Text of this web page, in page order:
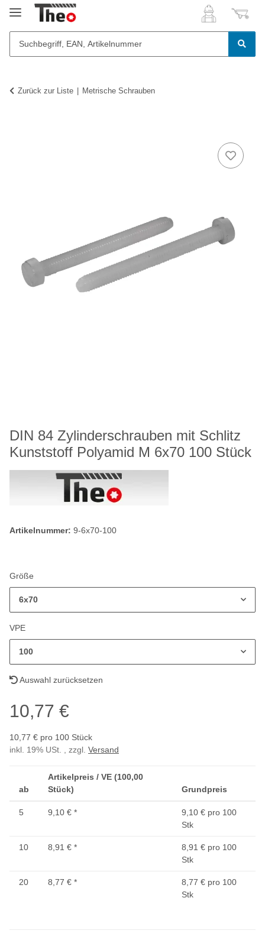
Zurück zur Liste Metrische Schrauben
DIN 84 Zylinderschrauben mit Schlitz
Kunststoff Polyamid M 6x70 100 Stück
Artikelnummer: 9-6x70-100
Größe
6x70
VPE
100
Auswahl zurücksetzen
10,77 €
10,77 € pro 100 Stück
inkl. 19% USt. , zzgl. Versand
ab
Artikelpreis / VE (100,00
Stück)
Grundpreis
5 9,10 € *
9,10 € pro 100
Stk
10 8,91 € *
8,91 € pro 100
Stk
20 8,77 € *
8,77 € pro 100
Stk